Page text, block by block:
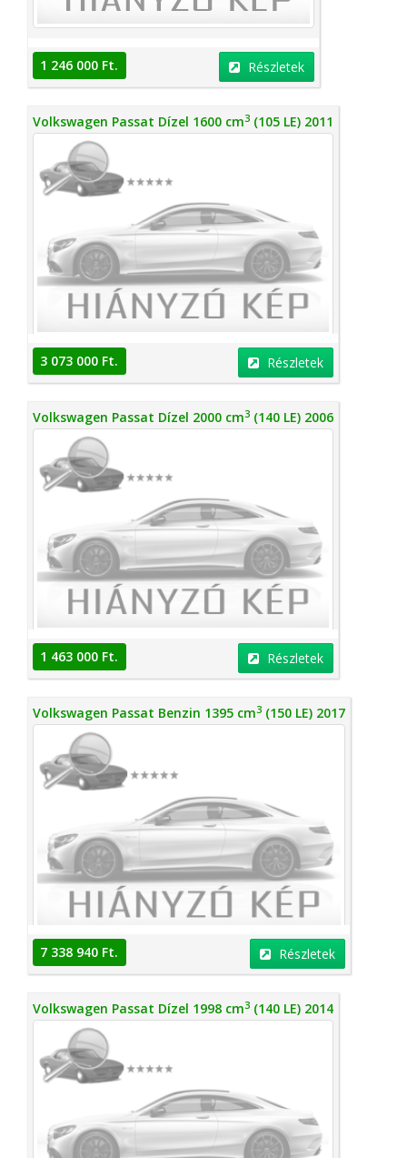
1 246 000 Ft. Részletek
Volkswagen Passat Dízel 1600 cm3 (105 LE) 2011
3 073 000 Ft. Részletek
Volkswagen Passat Dízel 2000 cm3 (140 LE) 2006
1 463 000 Ft. Részletek
Volkswagen Passat Benzin 1395 cm3 (150 LE) 2017
7 338 940 Ft. Részletek
Volkswagen Passat Dízel 1998 cm3 (140 LE) 2014